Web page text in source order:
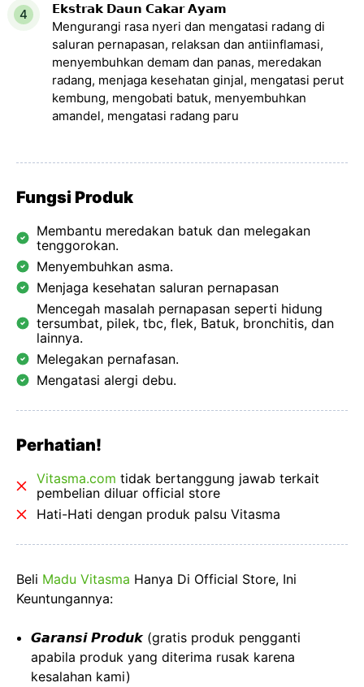
𝗘𝗸𝘀𝘁𝗿𝗮𝗸 𝗗𝗮𝘂𝗻 𝗖𝗮𝗸𝗮𝗿 𝗔𝘆𝗮𝗺
Mengurangi rasa nyeri dan mengatasi radang di
saluran pernapasan, relaksan dan antiinflamasi,
menyembuhkan demam dan panas, meredakan
radang, menjaga kesehatan ginjal, mengatasi perut
kembung, mengobati batuk, menyembuhkan
amandel, mengatasi radang paru
Fungsi Produk
Membantu meredakan batuk dan melegakan
tenggorokan.
Menyembuhkan asma.
Menjaga kesehatan saluran pernapasan
Mencegah masalah pernapasan seperti hidung
tersumbat, pilek, tbc, flek, Batuk, bronchitis, dan
lainnya.
Melegakan pernafasan.
Mengatasi alergi debu.
Perhatian!
Vitasma.com tidak bertanggung jawab terkait
pembelian diluar official store
Hati-Hati dengan produk palsu Vitasma
Beli Madu Vitasma Hanya Di Official Store, Ini
Keuntungannya:
𝙂𝙖𝙧𝙖𝙣𝙨𝙞 𝙋𝙧𝙤𝙙𝙪𝙠 (gratis produk pengganti
apabila produk yang diterima rusak karena
kesalahan kami)